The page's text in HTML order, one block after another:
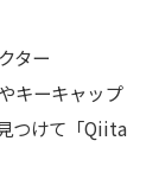
ター
キーキャップ
つけて「Qiita